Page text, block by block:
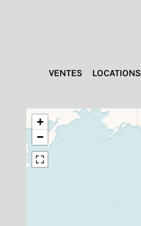
VENTES LOCATIONS
+
−